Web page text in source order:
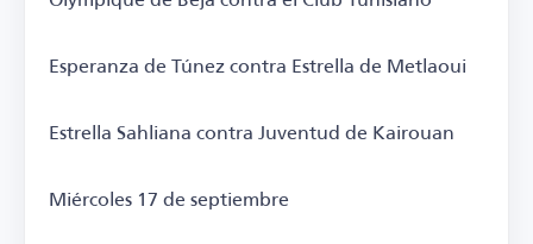
Esperanza de Túnez contra Estrella de Metlaoui
Estrella Sahliana contra Juventud de Kairouan
Miércoles 17 de septiembre